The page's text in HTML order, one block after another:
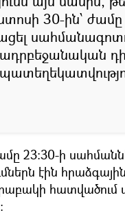
30-ին՝ ժամը
23:30-ի
էին
հատվածում